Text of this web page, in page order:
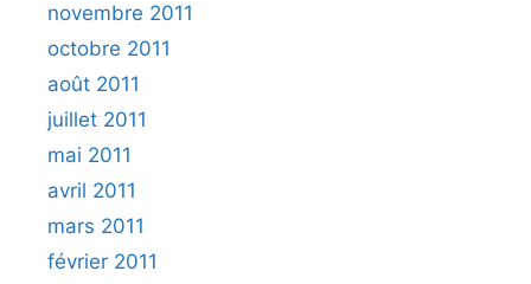
novembre 2011
octobre 2011
août 2011
juillet 2011
mai 2011
avril 2011
mars 2011
février 2011